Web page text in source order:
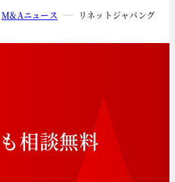
M&Aニュース リネットジャパングル
も相談無料